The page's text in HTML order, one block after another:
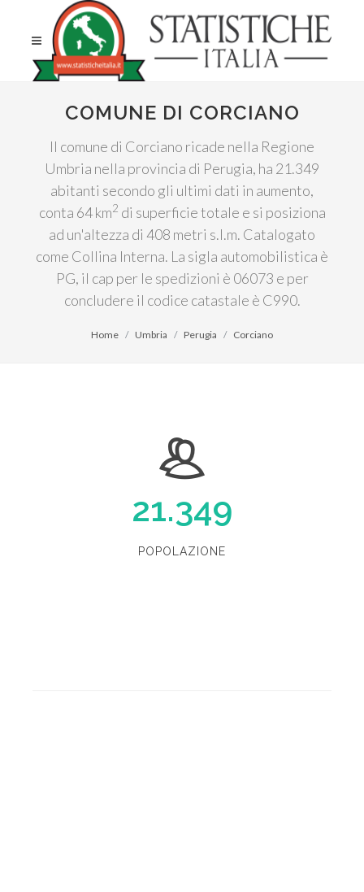
COMUNE DI CORCIANO
Il comune di Corciano ricade nella Regione
Umbria nella provincia di Perugia, ha 21.349
abitanti secondo gli ultimi dati in aumento,
conta 64 km2 di superficie totale e si posiziona
ad un'altezza di 408 metri s.l.m. Catalogato
come Collina Interna. La sigla automobilistica è
PG, il cap per le spedizioni è 06073 e per
concludere il codice catastale è C990.
Home Umbria Perugia Corciano
21.349
POPOLAZIONE